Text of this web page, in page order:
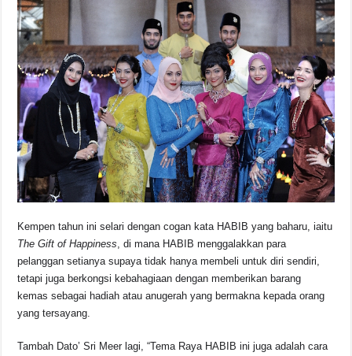
Kempen tahun ini selari dengan cogan kata HABIB yang baharu, iaitu
The Gift of Happiness , di mana HABIB menggalakkan para
pelanggan setianya supaya tidak hanya membeli untuk diri sendiri,
tetapi juga berkongsi kebahagiaan dengan memberikan barang
kemas sebagai hadiah atau anugerah yang bermakna kepada orang
yang tersayang.
Tambah Dato’ Sri Meer lagi, “Tema Raya HABIB ini juga adalah cara